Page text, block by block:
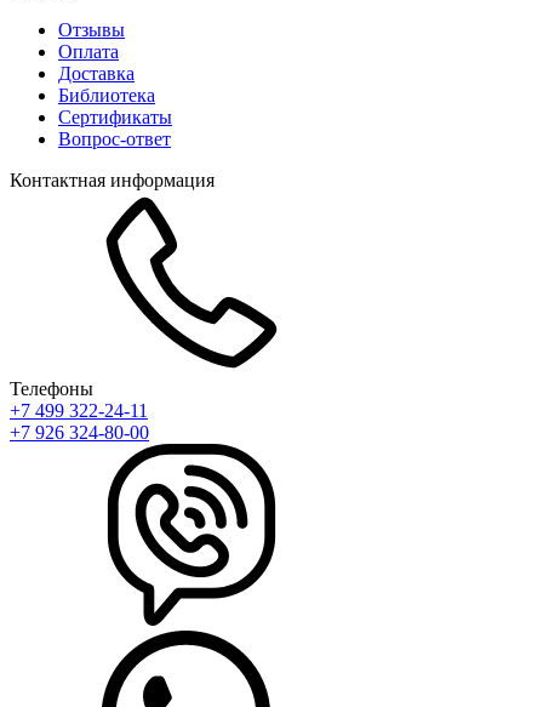
Отзывы
Оплата
Доставка
Библиотека
Сертификаты
Вопрос-ответ
Контактная информация
Телефоны
+7 499 322-24-11
+7 926 324-80-00